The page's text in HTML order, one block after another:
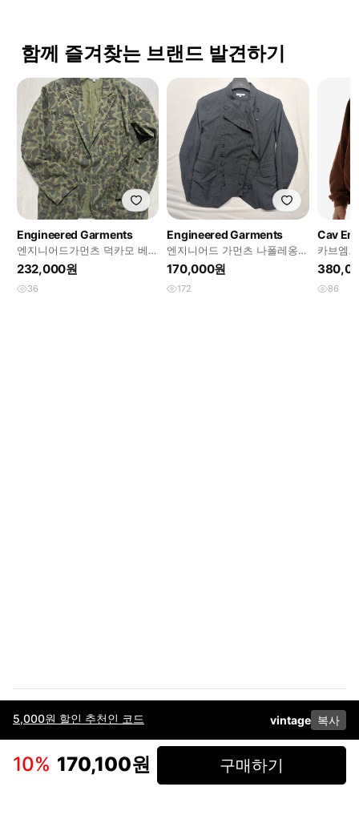
5,000원 할인 추천인 코드 vintage 복사
10% 170,100원 구매하기
함께 즐겨찾는 브랜드 발견하기
Engineered Garments
엔지니어드가먼츠 덕카모 베드
포드
232,000원
36
Engineered Garments
엔지니어드 가먼츠 나폴레옹
자켓
170,000원
172
Cav
카브엠
이즈
86
이용약관고객센터판매개인정보 처리방침사업자 정보다운로드
인스타그램
페이스북